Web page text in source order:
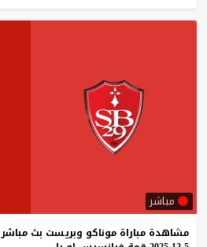
مباشر
مشاهدة مباراة موناكو وبريست بث مباشر